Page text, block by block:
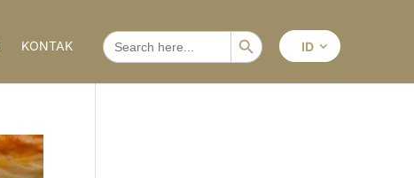
KONTAK
SEARCH
FOR:
Search Button
ID